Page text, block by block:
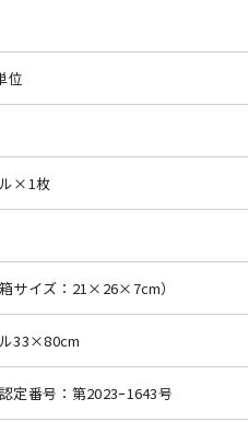
位
×1枚
サイズ：21×26×7cm）
33×80cm
定番号：第2023ｰ1643号